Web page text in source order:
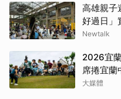
高雄親子
好過日」
Newtalk
2026宜
席捲宜蘭
大媒體